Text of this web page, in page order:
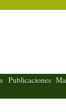
Publicaciones